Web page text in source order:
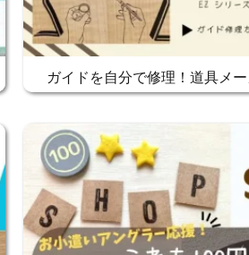
ガイドを自分で修理！道具メ